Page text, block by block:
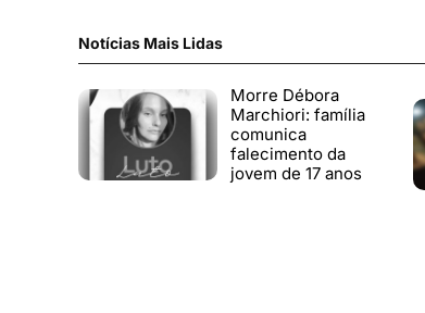
Notícias Mais Lidas
Morre Débora
Marchiori: família
comunica
falecimento da
jovem de 17 anos